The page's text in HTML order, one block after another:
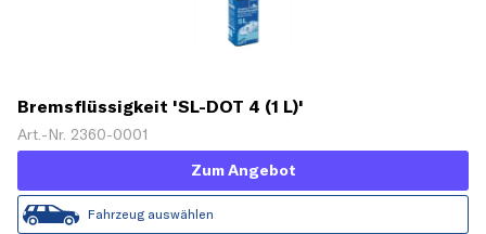
Bremsflüssigkeit 'SL-DOT 4 (1 L)'
Art.-Nr. 2360-0001
Zum Angebot
Fahrzeug auswählen